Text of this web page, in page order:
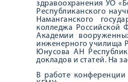
здравоохранения УО
Республиканского
Наманганского
колледжа Российской
Академии
инженерного училища
Юнусова АН
докладов и статей. На
В работе